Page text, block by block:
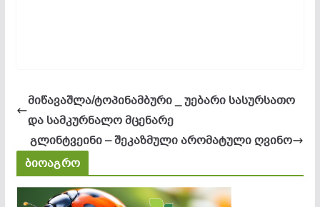
მიწავაშლა/ტოპინამბური _ უებარი სასურსათო
და სამკურნალო მცენარე
გლინტვეინი – შეკაზმული არომატული ღვინო
ბიოაგრო